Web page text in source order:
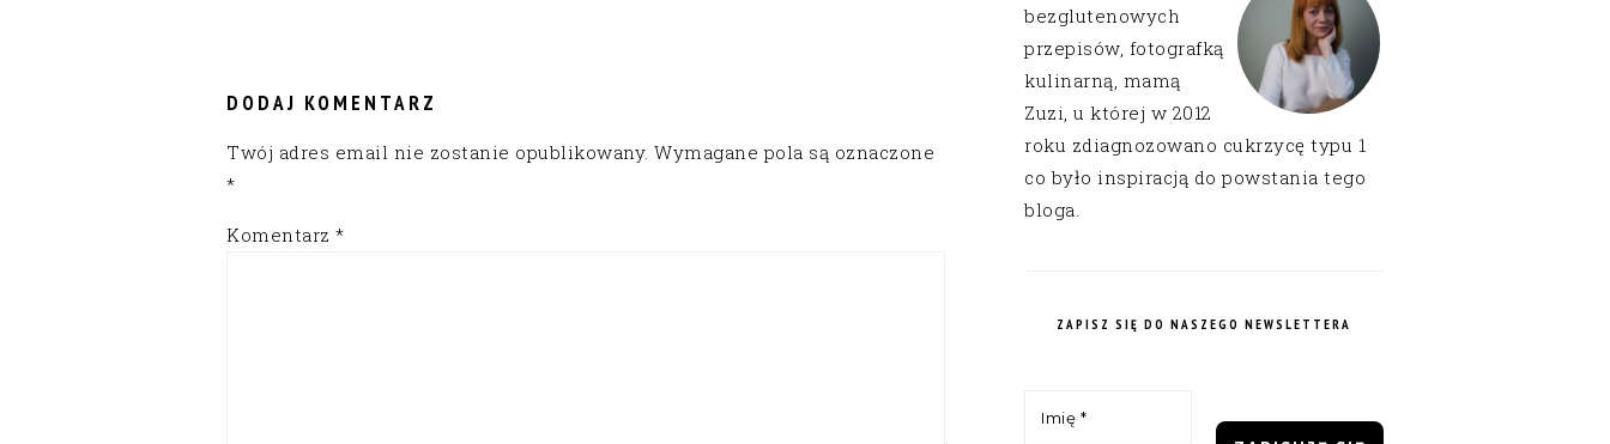
DODAJ KOMENTARZ
Twój adres email nie zostanie opublikowany. Wymagane pola są oznaczone
*
Komentarz *
bezglutenowych
przepisów, fotografką
kulinarną, mamą
Zuzi, u której w 2012
roku zdiagnozowano cukrzycę typu 1
co było inspiracją do powstania tego
bloga.
ZAPISZ SIĘ DO NASZEGO NEWSLETTERA